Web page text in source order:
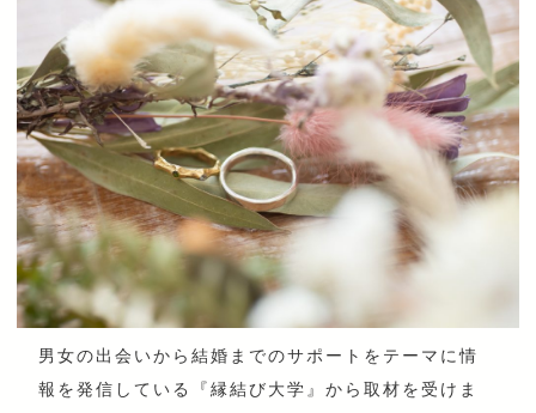
男女の出会いから結婚までのサポートをテーマに情
報を発信している『縁結び大学』から取材を受けま